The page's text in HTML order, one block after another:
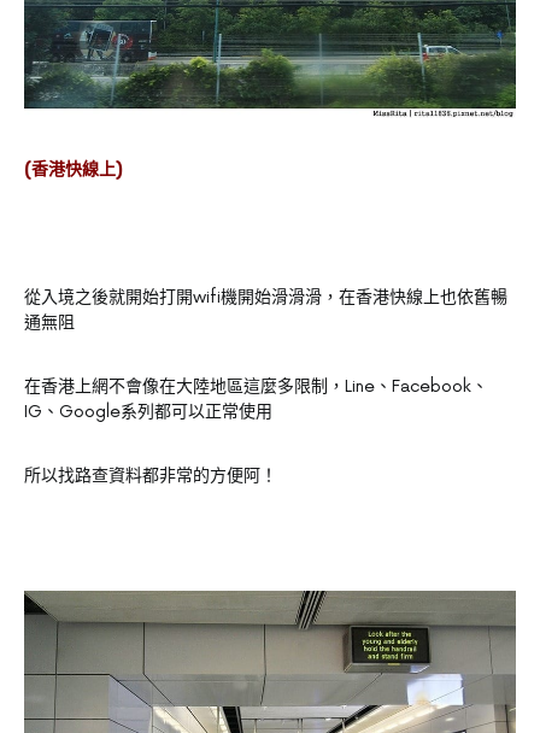
(香港快線上)
從入境之後就開始打開wifi機開始滑滑滑，在香港快線上也依舊暢
通無阻
在香港上網不會像在大陸地區這麼多限制，Line、Facebook、
IG、Google系列都可以正常使用
所以找路查資料都非常的方便阿！